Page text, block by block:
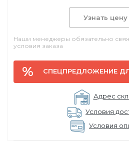
Узнать цену
Наши менеджеры обязательно
условия заказа
СПЕЦПРЕДЛОЖЕНИЕ
Адрес
Условия
Условия